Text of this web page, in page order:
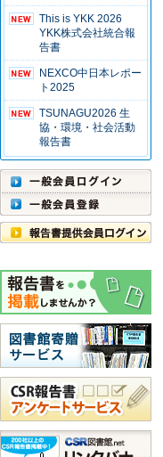
This is YKK 2026
YKK株式会社統合報
告書
NEXCO中日本レポー
ト2025
TSUNAGU2026 生
協・環境・社会活動
報告書